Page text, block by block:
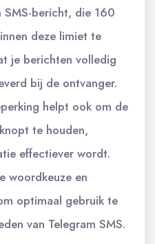
SMS-bericht, die 160
deze limiet te
je berichten volledig
bij de ontvanger.
helpt ook om de
te houden,
effectiever wordt.
woordkeuze en
optimaal gebruik te
van Telegram SMS.